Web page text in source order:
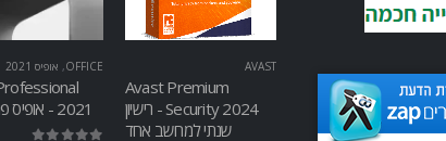
AVAST
Avast Premium
Security 2024 - רישיון
שנתי למחשב אחד
OFFICE
, אופיס 2021
2021 - אופיס פרו 2021